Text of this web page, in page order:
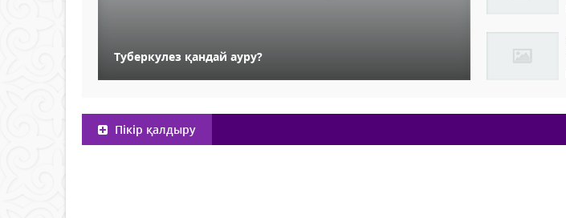
Туберкулез қандай ауру?
Пікір қалдыру